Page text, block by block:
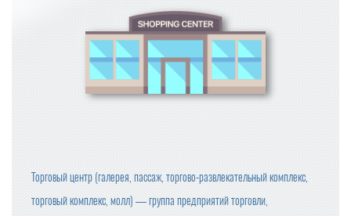
Торговый центр (галерея, пассаж, торгово-развлекательный комплекс,
торговый комплекс, молл) — группа предприятий торговли,